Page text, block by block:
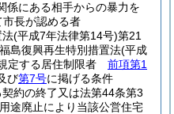
係にある相手からの暴力を
市長が認める者
法(平成7年法律第14号)第21
島復興再生特別措置法(平成
定する居住制限者 前項第1
び第7号に掲げる条件
約の終了又は法第44条第3
途廃止により当該公営住宅